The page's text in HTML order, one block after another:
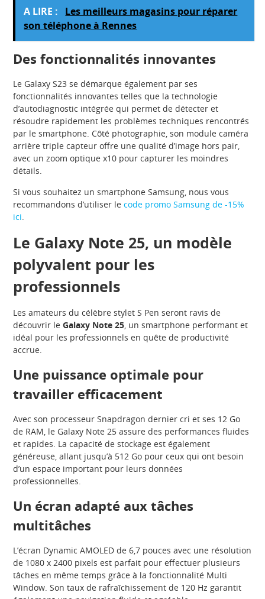
A LIRE :
Les meilleurs magasins pour réparer
son téléphone à Rennes
Des fonctionnalités innovantes
Le Galaxy S23 se démarque également par ses
fonctionnalités innovantes telles que la technologie
d’autodiagnostic intégrée qui permet de détecter et
résoudre rapidement les problèmes techniques rencontrés
par le smartphone. Côté photographie, son module caméra
arrière triple capteur offre une qualité d’image hors pair,
avec un zoom optique x10 pour capturer les moindres
détails.
Si vous souhaitez un smartphone Samsung, nous vous
recommandons d’utiliser lecode promo Samsung de -15%
ici.
Le Galaxy Note 25, un modèle
polyvalent pour les
professionnels
Les amateurs du célèbre stylet S Pen seront ravis de
découvrir leGalaxy Note 25, un smartphone performant et
idéal pour les professionnels en quête de productivité
accrue.
Une puissance optimale pour
travailler efficacement
Avec son processeur Snapdragon dernier cri et ses 12 Go
de RAM, le Galaxy Note 25 assure des performances fluides
et rapides. La capacité de stockage est également
généreuse, allant jusqu’à 512 Go pour ceux qui ont besoin
d’un espace important pour leurs données
professionnelles.
Un écran adapté aux tâches
multitâches
L’écran Dynamic AMOLED de 6,7 pouces avec une résolution
de 1080 x 2400 pixels est parfait pour effectuer plusieurs
tâches en même temps grâce à la fonctionnalité Multi
Window. Son taux de rafraîchissement de 120 Hz garantit